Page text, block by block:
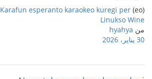
(eo)
Karafun esperanto karaokeo kuregi per
Linukso Wine
من hyahya
30 يناير، 2026